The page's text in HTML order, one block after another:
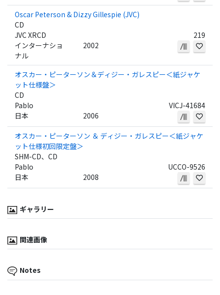
Oscar Peterson & Dizzy Gillespie (JVC)
CD
JVC XRCD
219
インターナショ
ナル
2002
オスカー・ピーターソン＆ディジー・ガレスピー＜紙ジャケ
ット仕様盤＞
CD
Pablo
VICJ-41684
日本
2006
オスカー・ピーターソン ＆ ディジー・ガレスピー＜紙ジャケ
ット仕様初回限定盤＞
SHM-CD、CD
Pablo
UCCO-9526
日本
2008
ギャラリー
関連画像
Notes